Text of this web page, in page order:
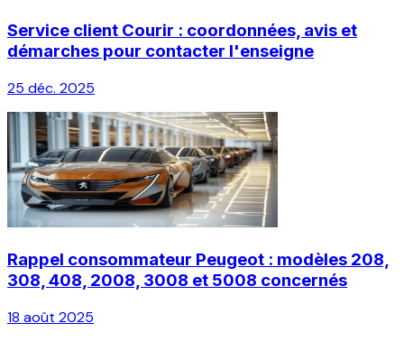
Service client Courir : coordonnées, avis et
démarches pour contacter l'enseigne
25 déc. 2025
Rappel consommateur Peugeot : modèles 208,
308, 408, 2008, 3008 et 5008 concernés
18 août 2025